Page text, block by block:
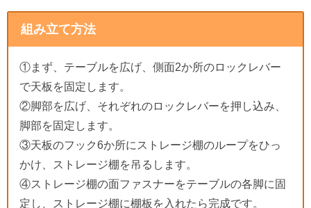
組み立て方法
①まず、テーブルを広げ、側面2か所のロックレバー
で天板を固定します。
②脚部を広げ、それぞれのロックレバーを押し込み、
脚部を固定します。
③天板のフック6か所にストレージ棚のループをひっ
かけ、ストレージ棚を吊るします。
④ストレージ棚の面ファスナーをテーブルの各脚に固
定し、ストレージ棚に棚板を入れたら完成です。